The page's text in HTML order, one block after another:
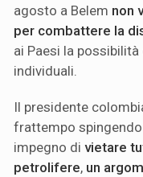
agosto a Belem non
per combattere la
ai Paesi la
individuali.
Il presidente
frattempo
impegno di vietare
petrolifere, un